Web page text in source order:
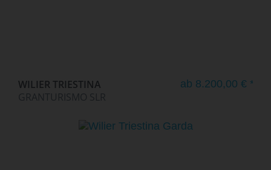
WILIER TRIESTINA
GRANTURISMO SLR
ab 8.200,00 € *